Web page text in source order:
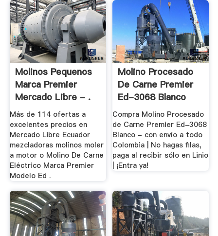
Molinos Pequenos
Marca Premier
Mercado Libre - .
Más de 114 ofertas a
excelentes precios en
Mercado Libre Ecuador
mezcladoras molinos moler
a motor o Molino De Carne
Eléctrico Marca Premier
Modelo Ed .
Molino Procesado
De Carne Premier
Ed-3068 Blanco
Compra Molino Procesado
de Carne Premier Ed-3068
Blanco - con envío a todo
Colombia | No hagas filas,
paga al recibir sólo en Linio
| ¡Entra ya!